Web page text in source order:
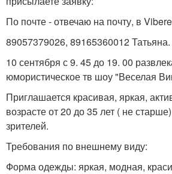
По почте - отвечаю на почту, в
89057379026, 89165360012 Татьяна.
10 сентября с 9. 45 до 19. 00
юмористическое тв шоу "Веселая
Приглашается красивая, яркая,
возрасте от 20 до 35 лет ( не
зрителей.
Требования по внешнему виду:
Форма одежды: яркая, модная,